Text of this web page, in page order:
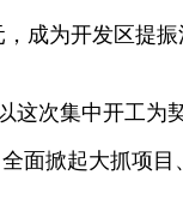
成为开发区提振
这次集中开工为
面掀起大抓项